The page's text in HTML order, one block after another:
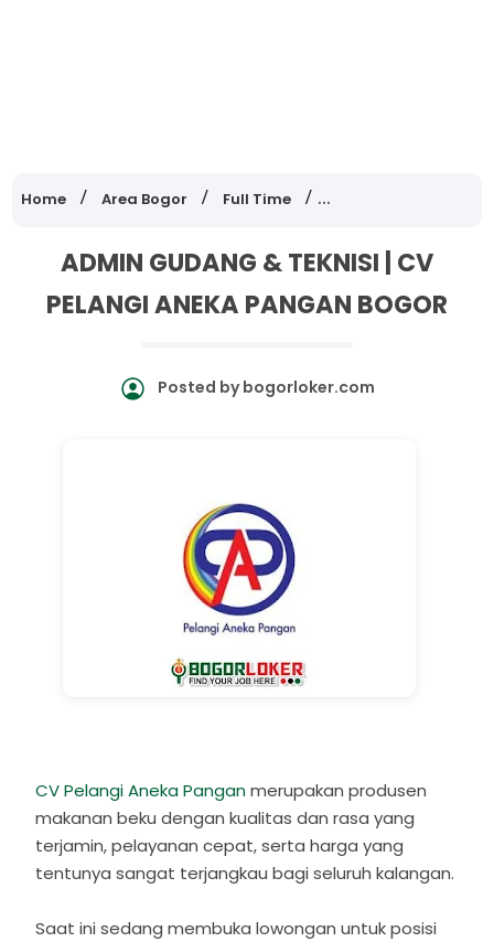
Home Area Bogor Full Time Lowongan Kerja
ADMIN GUDANG & TEKNISI | CV
PELANGI ANEKA PANGAN BOGOR
Posted bybogorloker.com
CV Pelangi Aneka Panganmerupakan produsen
makanan beku dengan kualitas dan rasa yang
terjamin, pelayanan cepat, serta harga yang
tentunya sangat terjangkau bagi seluruh kalangan.
Saat ini sedang membuka lowongan untuk posisi